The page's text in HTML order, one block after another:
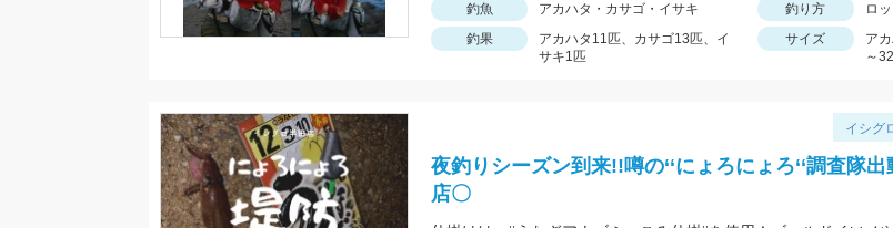
釣魚
アカハタ・カサゴ・イサキ 釣り方
ロ
釣果
アカハタ11匹、カサゴ13匹、イ
サキ1匹
サイズ
ア
～
イシグ
夜釣りシーズン到来!!噂の‘‘にょろにょろ‘‘調査隊
店〇